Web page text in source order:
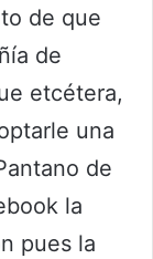
de que
de
etcétera,
una
de
la
pues la